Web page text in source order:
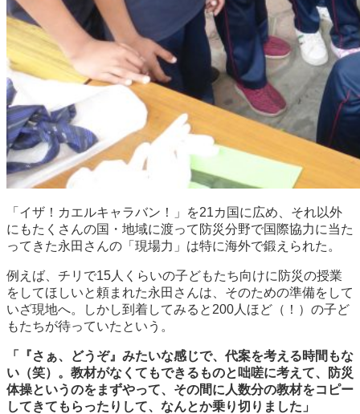
「イザ！カエルキャラバン！」を21カ国に広め、それ以外
にもたくさんの国・地域に渡って防災分野で国際協力に当た
ってきた永田さんの「現場力」は特に海外で鍛えられた。
例えば、チリで15人くらいの子どもたち向けに防災の授業
をしてほしいと頼まれた永田さんは、そのための準備をして
いざ現地へ。しかし到着してみると200人ほど（！）の子ど
もたちが待っていたという。
「『さぁ、どうぞ』みたいな感じで、代案を考える時間もな
い（笑）。教材がなくてもできるものと咄嗟に考えて、防災
体操というのをまずやって、その間に人数分の教材をコピー
してきてもらったりして、なんとか乗り切りました」